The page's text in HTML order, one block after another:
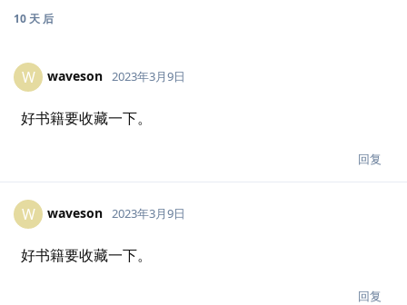
10 天后
W waveson 2023年3月9日
好书籍要收藏一下。
回复
W waveson 2023年3月9日
好书籍要收藏一下。
回复